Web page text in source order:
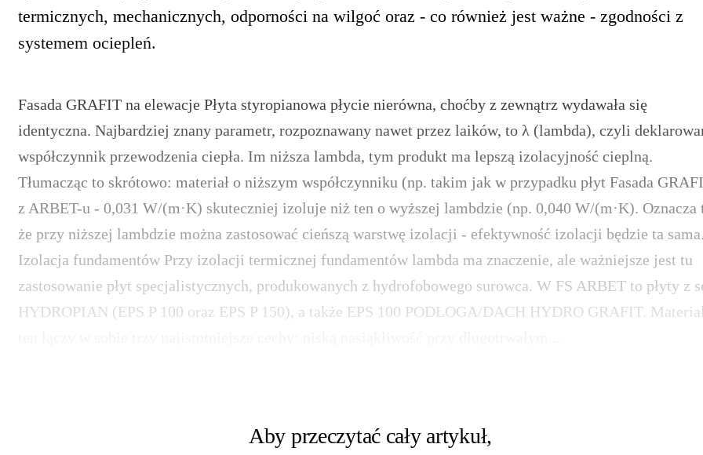
termicznych, mechanicznych, odporności na wilgoć oraz - co również jest ważne - zgodności z
systemem ociepleń.
Fasada GRAFIT na elewacje Płyta styropianowa płycie nierówna, choćby z zewnątrz wydawała się
identyczna. Najbardziej znany parametr, rozpoznawany nawet przez laików, to λ (lambda), czyli
współczynnik przewodzenia ciepła. Im niższa lambda, tym produkt ma lepszą izolacyjność cieplną.
Tłumacząc to skrótowo: materiał o niższym współczynniku (np. takim jak w przypadku płyt Fasada
z ARBET-u - 0,031 W/(m·K) skuteczniej izoluje niż ten o wyższej lambdzie (np. 0,040 W/(m·K). Oznacza
że przy niższej lambdzie można zastosować cieńszą warstwę izolacji - efektywność izolacji będzie ta
Izolacja fundamentów Przy izolacji termicznej fundamentów lambda ma znaczenie, ale ważniejsze jest tu
zastosowanie płyt specjalistycznych, produkowanych z hydrofobowego surowca. W FS ARBET to płyty z
HYDROPIAN (EPS P 100 oraz EPS P 150), a także EPS 100 PODŁOGA/DACH HYDRO GRAFIT.
Aby przeczytać cały artykuł,